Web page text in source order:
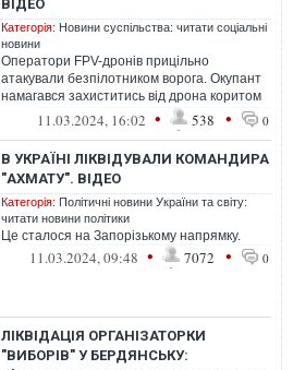
ВІДЕО
Категорія: Новини суспільства: читати соціальні
новини
Оператори FPV-дронів прицільно
атакували безпілотником ворога. Окупант
намагався захиститись від дрона коритом
для свиней, але його план провалився.
11.03.2024, 16:02 • 538 • 0
В УКРАЇНІ ЛІКВІДУВАЛИ КОМАНДИРА
"АХМАТУ". ВІДЕО
Категорія: Політичні новини України та світу:
читати новини політики
Це сталося на Запорізькому напрямку.
11.03.2024, 09:48 • 7072 • 0
ЛІКВІДАЦІЯ ОРГАНІЗАТОРКИ
"ВИБОРІВ" У БЕРДЯНСЬКУ: